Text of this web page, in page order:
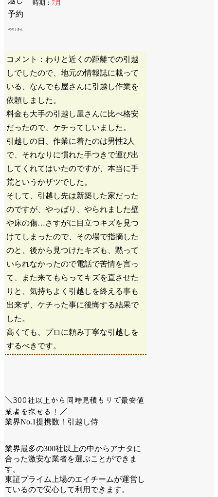
のの子さん
時期： 7月
コメント：わりと近くの距離での引越
しでしたので、地元の情報誌に載って
いる、なんでも屋さんに引越し作業を
依頼しました。
料金も大手の引越し屋さんに比べ格安
だったので、ケチってしいました。
引越しの日、作業に着たのは男性2人
で、それなりに慣れた手つきで運び出
してくれてはいたのですが、本当に手
荒というかザツでした。
そして、引越し先は新築した家だった
のですが、やっぱり、やられました壁
や床の傷…さすがに目立つキズを見つ
けてしまったので、その場で指摘した
のと、後から見つけたキズも、黙って
いられなかったので電話で苦情を言っ
て、また来てもらってキズを直させた
りと、気持ちよく引越しを終える事も
出来ず、ケチった事に後悔する結果で
した。
高くても、プロに頼み丁寧な引越しを
するべきです。
＼300社以上から同時見積もりで最安値
業者を探せる！／
業界No.1提携数！引越し侍
業界最多の300社以上の中からアナタに
合った激安な業者を選ぶことができま
す。
東証プライム上場のエイチームが運営し
ているので安心して利用できます。